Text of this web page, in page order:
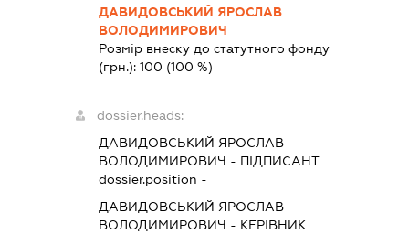
ДАВИДОВСЬКИЙ ЯРОСЛАВ
ВОЛОДИМИРОВИЧ
Розмір внеску до статутного фонду
(грн.): 100 (100 %)
dossier.heads:
ДАВИДОВСЬКИЙ ЯРОСЛАВ
ВОЛОДИМИРОВИЧ - ПІДПИСАНТ
dossier.position -
ДАВИДОВСЬКИЙ ЯРОСЛАВ
ВОЛОДИМИРОВИЧ - КЕРІВНИК